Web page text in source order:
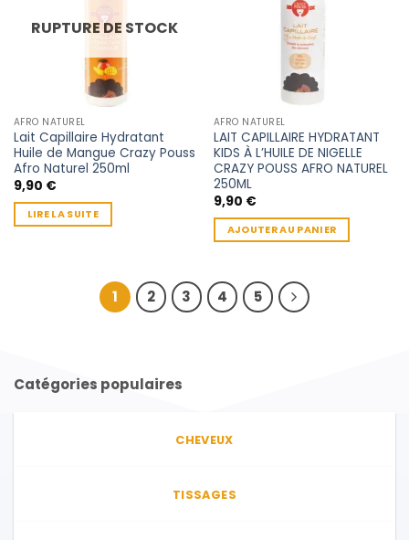
RUPTURE DE STOCK
AFRO NATUREL
Lait Capillaire Hydratant
Huile de Mangue Crazy Pouss
Afro Naturel 250ml
9,90 €
LIRE LA SUITE
AFRO NATUREL
LAIT CAPILLAIRE HYDRATANT
KIDS À L’HUILE DE NIGELLE
CRAZY POUSS AFRO NATUREL
250ML
9,90 €
AJOUTER AU PANIER
1 2 3 4 5
Catégories populaires
CHEVEUX
TISSAGES